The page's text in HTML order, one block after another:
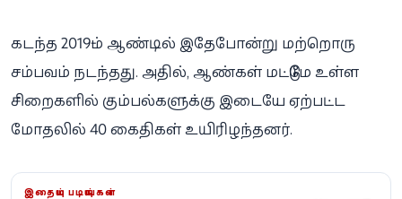
கடந்த 2019-ம் ஆண்டில் இதேபோன்று மற்றொரு
சம்பவம் நடந்தது. அதில், ஆண்கள் மட்டுமே உள்ள
சிறைகளில் கும்பல்களுக்கு இடையே ஏற்பட்ட
மோதலில் 40 கைதிகள் உயிரிழந்தனர்.
இதையும் படியுங்கள்